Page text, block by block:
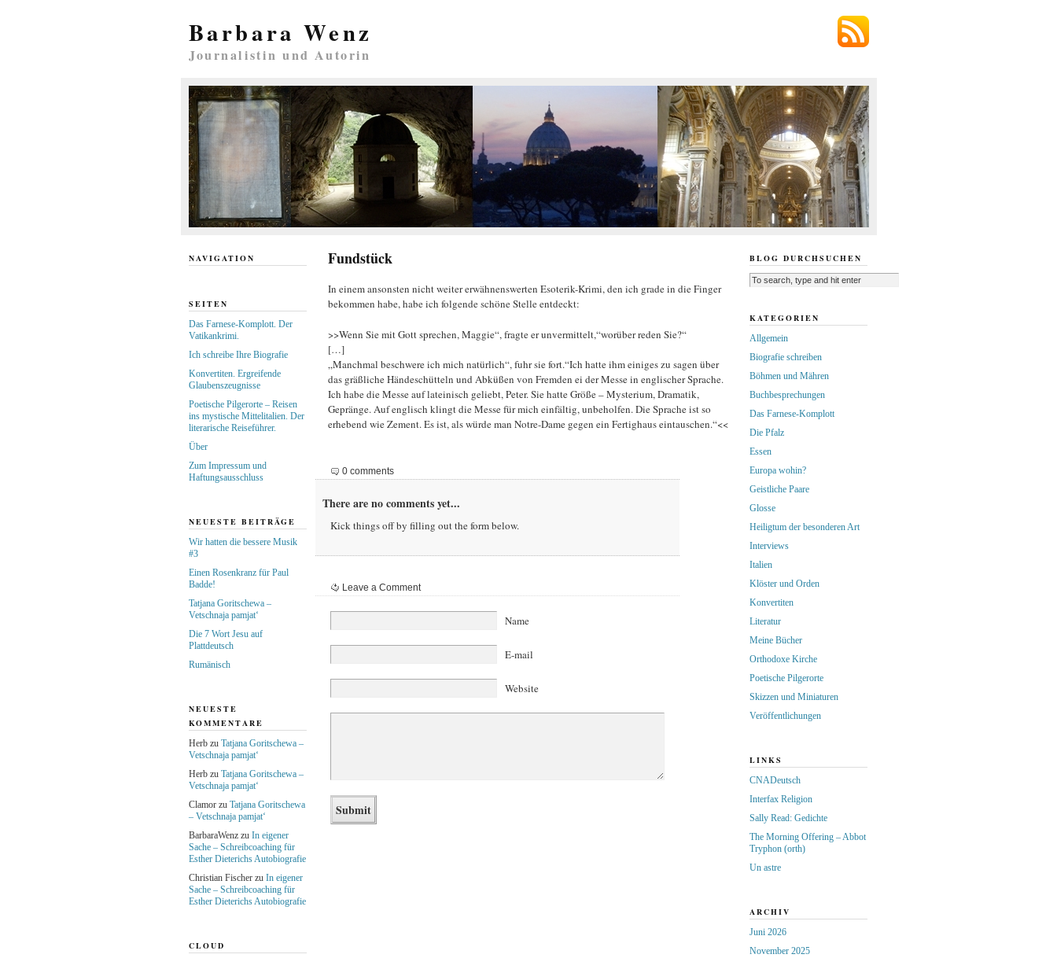
Barbara Wenz
Journalistin und Autorin
Fundstück
In einem ansonsten nicht weiter erwähnenswerten Esoterik-Krimi, den ich grade in die Finger
bekommen habe, habe ich folgende schöne Stelle entdeckt:
>>Wenn Sie mit Gott sprechen, Maggie“, fragte er unvermittelt,“worüber reden Sie?“
[…]
„Manchmal beschwere ich mich natürlich“, fuhr sie fort.“Ich hatte ihm einiges zu sagen über
das gräßliche Händeschütteln und Abküßen von Fremden ei der Messe in englischer Sprache.
Ich habe die Messe auf lateinisch geliebt, Peter. Sie hatte Größe – Mysterium, Dramatik,
Gepränge. Auf englisch klingt die Messe für mich einfältig, unbeholfen. Die Sprache ist so
erhebend wie Zement. Es ist, als würde man Notre-Dame gegen ein Fertighaus eintauschen.“<<
0 comments
There are no comments yet...
Kick things off by filling out the form below.
Leave a Comment
Name
E-mail
Website
NAVIGATION
SEITEN
Das Farnese-Komplott. Der
Vatikankrimi.
Ich schreibe Ihre Biografie
Konvertiten. Ergreifende
Glaubenszeugnisse
Poetische Pilgerorte – Reisen
ins mystische Mittelitalien. Der
literarische Reiseführer.
Über
Zum Impressum und
Haftungsausschluss
NEUESTE BEITRÄGE
Wir hatten die bessere Musik
#3
Einen Rosenkranz für Paul
Badde!
Tatjana Goritschewa –
Vetschnaja pamjat‘
Die 7 Wort Jesu auf
Plattdeutsch
Rumänisch
NEUESTE
KOMMENTARE
Herbzu Tatjana Goritschewa –
Vetschnaja pamjat‘
Herbzu Tatjana Goritschewa –
Vetschnaja pamjat‘
Clamorzu Tatjana Goritschewa
– Vetschnaja pamjat‘
BarbaraWenzzu In eigener
Sache – Schreibcoaching für
Esther Dieterichs Autobiografie
Christian Fischerzu In eigener
Sache – Schreibcoaching für
Esther Dieterichs Autobiografie
CLOUD
BLOG DURCHSUCHEN
KATEGORIEN
Allgemein
Biografie schreiben
Böhmen und Mähren
Buchbesprechungen
Das Farnese-Komplott
Die Pfalz
Essen
Europa wohin?
Geistliche Paare
Glosse
Heiligtum der besonderen Art
Interviews
Italien
Klöster und Orden
Konvertiten
Literatur
Meine Bücher
Orthodoxe Kirche
Poetische Pilgerorte
Skizzen und Miniaturen
Veröffentlichungen
LINKS
CNADeutsch
Interfax Religion
Sally Read: Gedichte
The Morning Offering – Abbot
Tryphon (orth)
Un astre
ARCHIV
Juni 2026
November 2025